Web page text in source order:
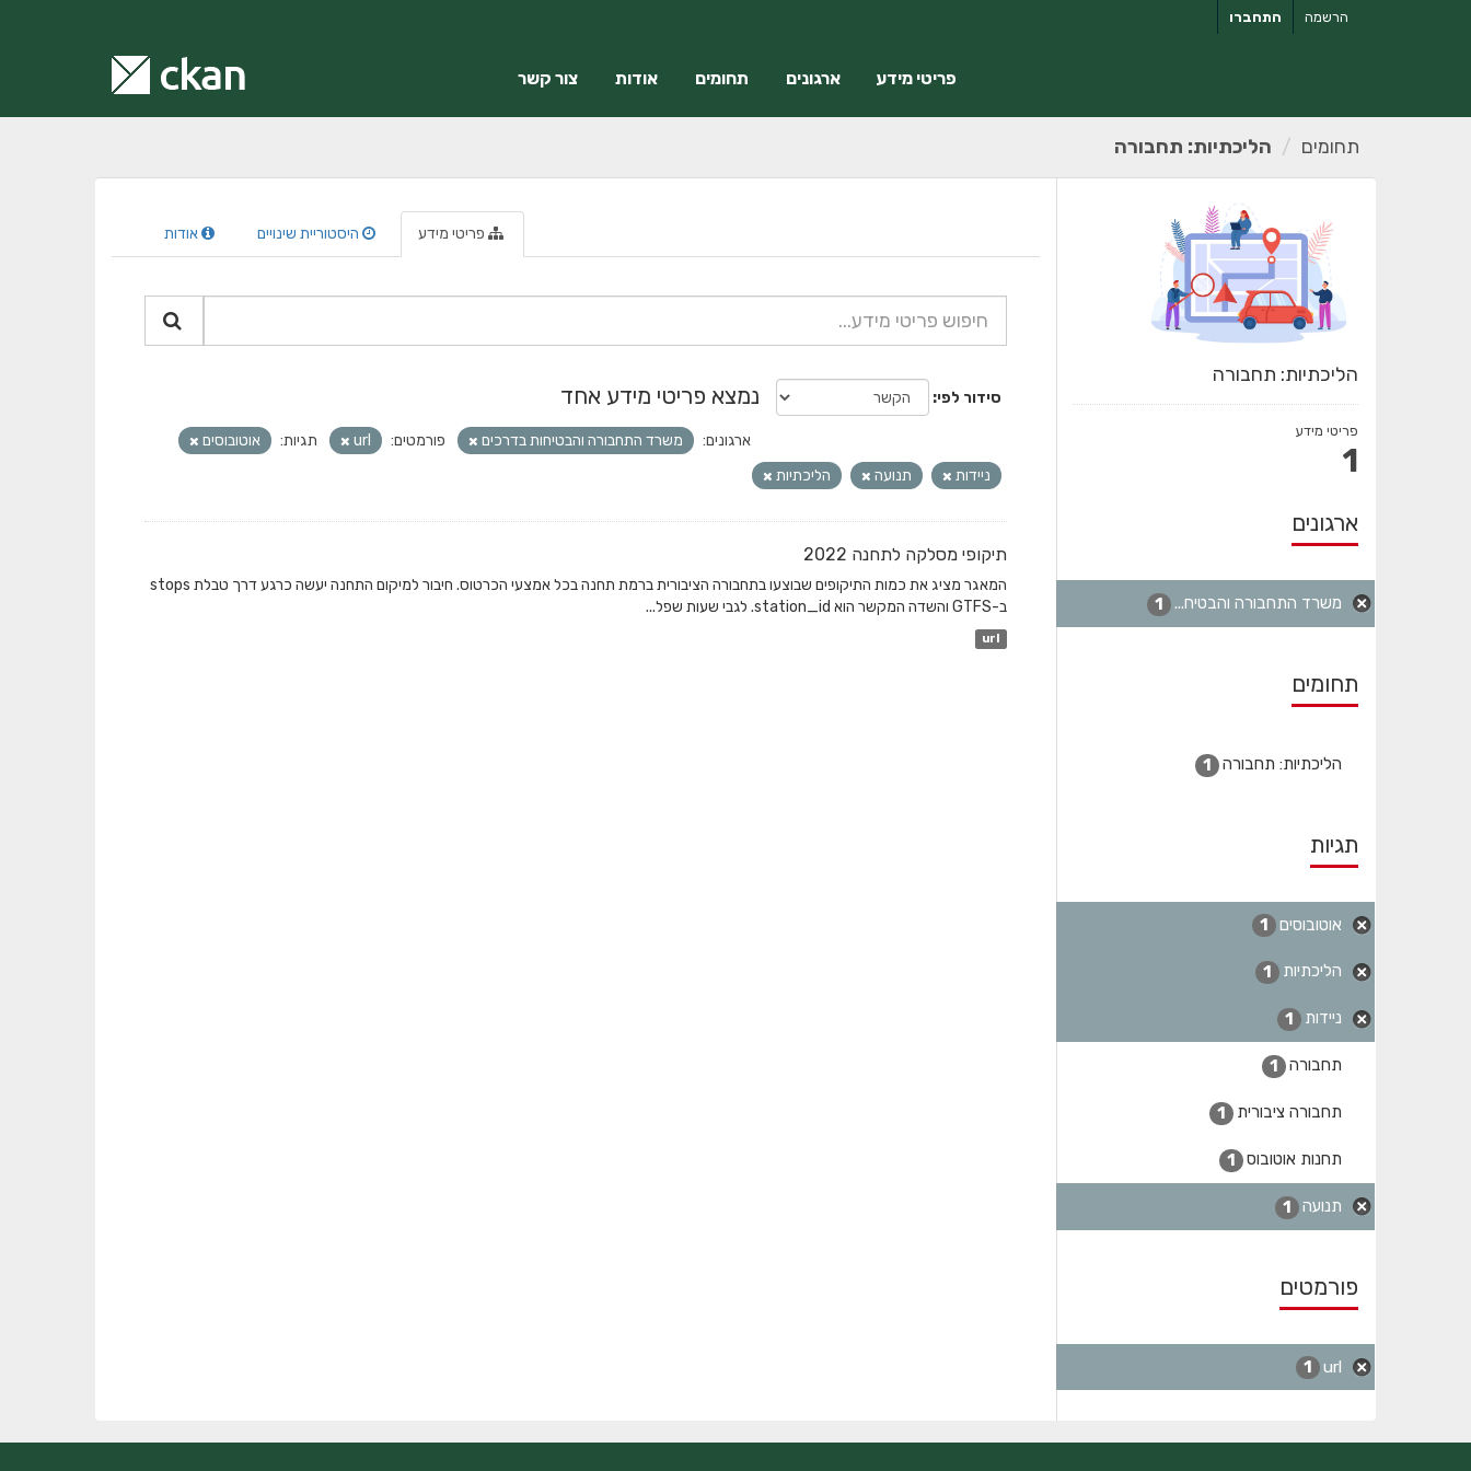
התחברו הרשמה
פריטי מידע ארגונים תחומים אודות צור קשר
תחומים הליכתיות: תחבורה
הליכתיות: תחבורה
פריטי מידע
1
ארגונים
משרד התחבורה והבטיח... 1
תחומים
הליכתיות: תחבורה 1
תגיות
אוטובוסים 1
הליכתיות 1
ניידות 1
תחבורה 1
תחבורה ציבורית 1
תחנות אוטובוס 1
תנועה 1
פורמטים
url
1
פריטי מידע היסטוריית שינויים אודות
סידור לפי נמצא פריטי מידע אחד
ארגונים: משרד התחבורה והבטיחות בדרכים פורמטים: url תגיות:
אוטובוסים
ניידות
תנועה הליכתיות
תיקופי מסלקה לתחנה 2022
המאגר מציג את כמות התיקופים שבוצעו בתחבורה הציבורית ברמת תחנה בכל אמצעי הכרטוס. חיבור למיקום התחנה יעשה כרגע דרך טבלת stops
ב-GTFS והשדה המקשר הוא station_id. לגבי שעות שפל...
url